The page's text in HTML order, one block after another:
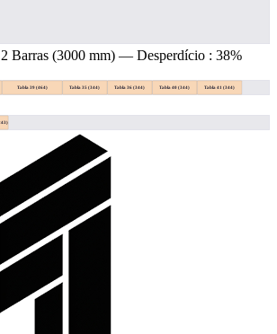
Barras (3000 mm) — Desperdício : 38%
Tabla 39 (464) Tabla 35 (344) Tabla 36 (344) Tabla 40 (344) Tabla 41 (344)